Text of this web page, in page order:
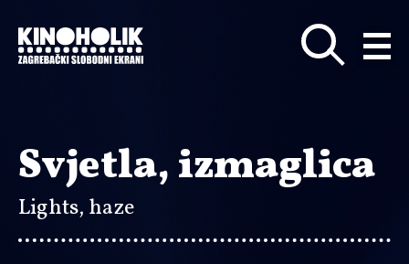
glavni
sadržaj
Svjetla, izmaglica
Lights, haze